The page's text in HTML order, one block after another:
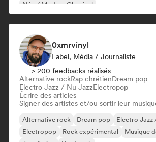
Néo / Modern Classical
0xmrvinyl
Label, Média / Journaliste
> 200 feedbacks réalisés
Alternative rockRap chrétienDream pop
Electro Jazz / Nu JazzElectropop
Écrire des articles
Signer des artistes et/ou sortir leur
Alternative rock Dream pop
Electro Jazz
Electropop
Rock expérimental
Musique